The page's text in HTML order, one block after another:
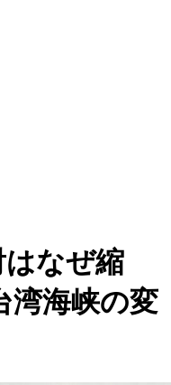
なぜ縮
湾海峡の変